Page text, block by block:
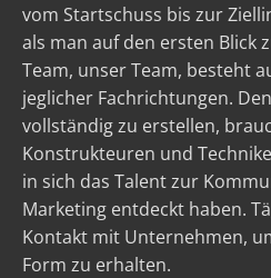
vom Startschuss bis zur
als man auf den ersten Blick
Team, unser Team, besteht
jeglicher Fachrichtungen.
vollständig zu erstellen,
Konstrukteuren und
in sich das Talent zur
Marketing entdeckt haben.
Kontakt mit Unternehmen,
Form zu erhalten.